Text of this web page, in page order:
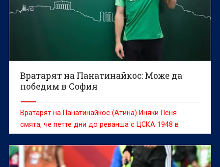
Вратарят на Панатинайкос: Може да
победим в София
Вратарят на Панатинайкос (Атина) Иняки Пеня
смята, че петте дни до реванша с ЦСКА 1948 в
третия кръг на Лигата на конференциите са
достатъчни, за да бъдат направени правилните
корекции и „детелините“ да продължат към